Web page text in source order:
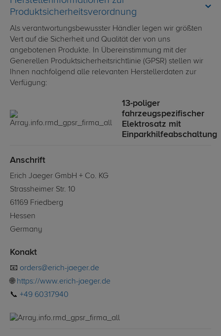
Produktsicherheitsverordnung
Als verantwortungsbewusster Händler legen wir größten
Vert auf die Sicherheit und Qualität der von uns
angebotenen Produkte. In Übereinstimmung mit der
Generellen Produktsicherheitsrichtlinie (GPSR) stellen wir
Ihnen nachfolgend alle relevanten Herstellerdaten zur
Verfügung:
13-poliger
fahrzeugspezifischer
Elektrosatz mit
Einparkhilfeabschaltung
Anschrift
Erich Jaeger GmbH + Co. KG
Strassheimer Str. 10
61169 Friedberg
Hessen
Germany
Konakt
📧 orders@erich-jaeger.de
🌐 https://www.erich-jaeger.de
📞 +49 60317940